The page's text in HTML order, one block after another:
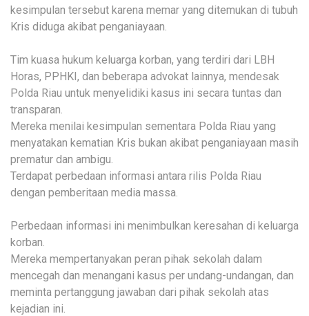
kesimpulan tersebut karena memar yang ditemukan di tubuh
Kris diduga akibat penganiayaan.
Tim kuasa hukum keluarga korban, yang terdiri dari LBH
Horas, PPHKI, dan beberapa advokat lainnya, mendesak
Polda Riau untuk menyelidiki kasus ini secara tuntas dan
transparan.
Mereka menilai kesimpulan sementara Polda Riau yang
menyatakan kematian Kris bukan akibat penganiayaan masih
prematur dan ambigu.
Terdapat perbedaan informasi antara rilis Polda Riau
dengan pemberitaan media massa.
Perbedaan informasi ini menimbulkan keresahan di keluarga
korban.
Mereka mempertanyakan peran pihak sekolah dalam
mencegah dan menangani kasus per undang-undangan, dan
meminta pertanggung jawaban dari pihak sekolah atas
kejadian ini.